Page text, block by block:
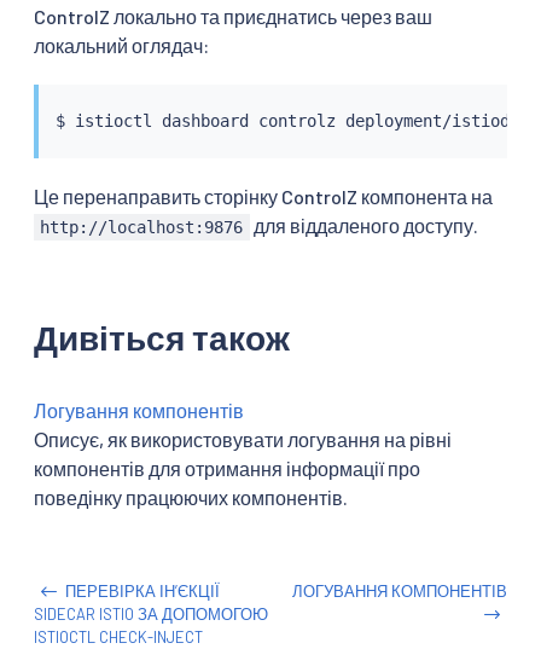
ControlZ локально та приєднатись через ваш
локальний оглядач:
$ istioctl
Це перенаправить сторінку ControlZ компонента на
http://localhost:9876 для віддаленого доступу.
Дивіться також
Логування компонентів
Описує, як використовувати логування на рівні
компонентів для отримання інформації про
поведінку працюючих компонентів.
ПЕРЕВІРКА ІНʼЄКЦІЇ
SIDECAR ISTIO ЗА ДОПОМОГОЮ
ISTIOCTL CHECK-INJECT
ЛОГУВАННЯ КОМПОНЕНТІВ